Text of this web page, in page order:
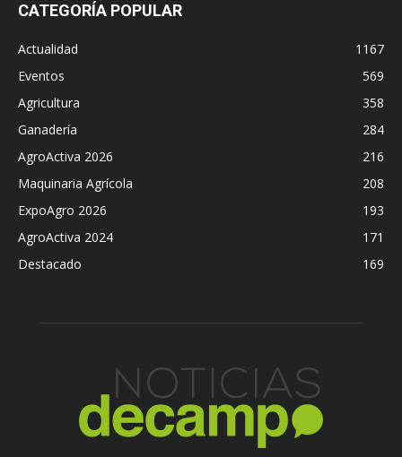
CATEGORÍA POPULAR
Actualidad
1167
Eventos
569
Agricultura
358
Ganadería
284
AgroActiva 2026
216
Maquinaria Agrícola
208
ExpoAgro 2026
193
AgroActiva 2024
171
Destacado
169